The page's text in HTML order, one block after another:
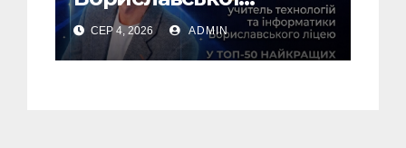
громади – у ТОП-50
найкращих педагогів
України!
СЕР 4, 2026 ADMIN